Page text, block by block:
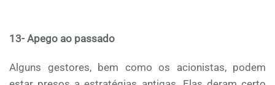
13- Apego ao passado
Alguns gestores, bem como os acionistas, podem